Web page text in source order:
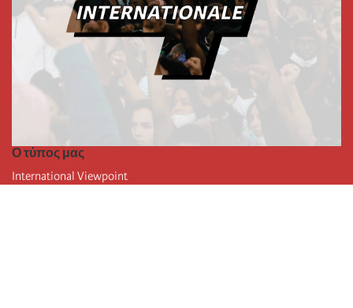
Ο τύπος μας
International Viewpoint